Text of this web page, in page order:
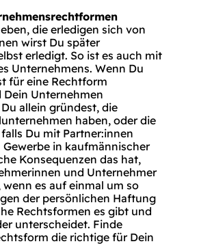
die erledigen sich von
wirst Du später
erledigt. So ist es auch mit
Unternehmens. Wenn Du
für eine Rechtform
Unternehmen
allein gründest, die
haben, oder die
Du mit Partner:innen
in kaufmännischer
Konsequenzen das hat,
und Unternehmer
es auf einmal um so
der persönlichen Haftung
Rechtsformen es gibt und
unterscheidet. Finde
die richtige für Dein